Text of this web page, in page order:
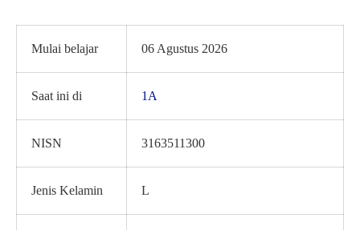
Mulai belajar 06 Agustus 2026
Saat ini di 1A
NISN 3163511300
Jenis Kelamin L